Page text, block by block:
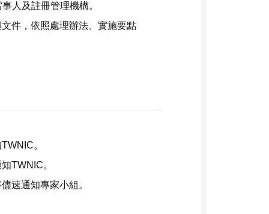
人及註冊管理機構。
件，依照處理辦法、實施要點
。
TWNIC。
速通知專家小組。